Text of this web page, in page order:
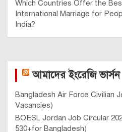
Which Countries Offer the
International Marriage for
India?
আমাদের ইংরেজি ভার্সন
Bangladesh Air Force Civilian
Vacancies)
BOESL Jordan Job Circular
530+for Bangladesh)